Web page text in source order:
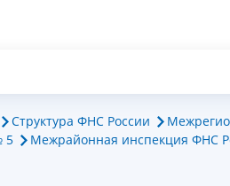
Структура ФНС России
5
Межрайонная инспекция ФНС